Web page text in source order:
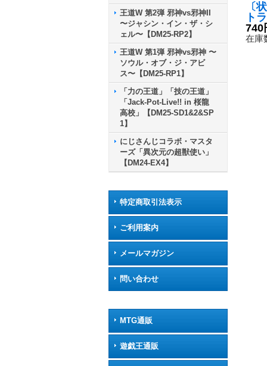
王道W 第2弾 邪神vs邪神II
〜ジャシン・イン・ザ・シ
ェル〜【DM25-RP2】
王道W 第1弾 邪神vs邪神 〜
ソウル・オブ・ジ・アビ
ス〜【DM25-RP1】
「力の王道」「技の王道」
「Jack-Pot-Live!! in 桜龍
高校」【DM25-SD1&2&SP
1】
にじさんじコラボ・マスタ
ーズ「異次元の超獣使い」
【DM24-EX4】
特定商取引法表示
ご利用案内
メールマガジン
問い合わせ
MTG通販
遊戯王通販
〔
ト
イ
タ
740
在庫